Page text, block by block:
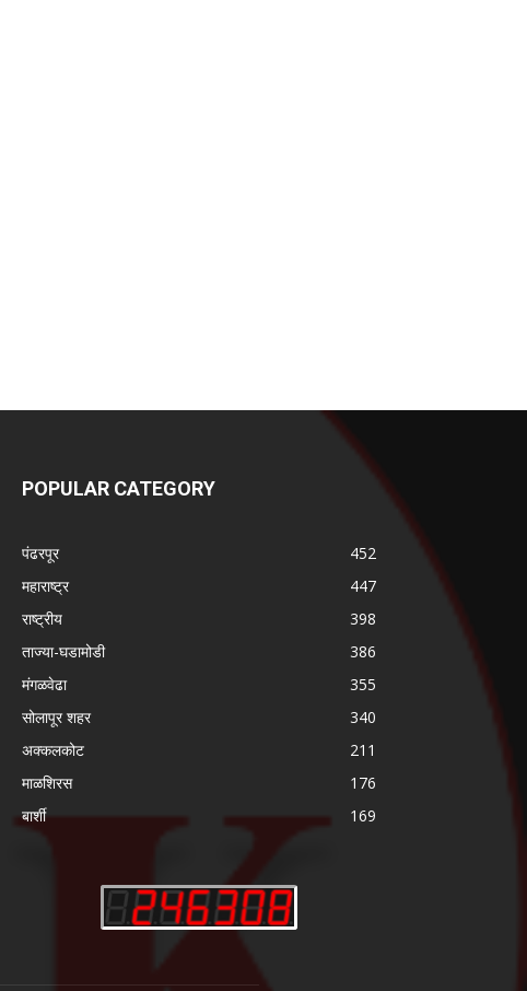
POPULAR CATEGORY
पंढरपूर
452
महाराष्ट्र
447
राष्ट्रीय
398
ताज्या-घडामोडी
386
मंगळवेढा
355
सोलापूर शहर
340
अक्कलकोट
211
माळशिरस
176
बार्शी
169